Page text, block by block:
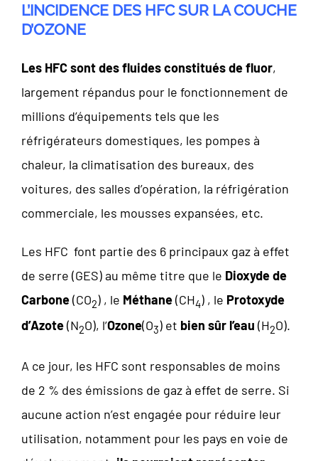
L’INCIDENCE DES HFC SUR LA COUCHE
D’OZONE
Les HFC sont des fluides constitués de fluor,
largement répandus pour le fonctionnement de
millions d’équipements tels que les
réfrigérateurs domestiques, les pompes à
chaleur, la climatisation des bureaux, des
voitures, des salles d’opération, la réfrigération
commerciale, les mousses expansées, etc.
Les HFC font partie des 6 principaux gaz à effet
de serre (GES) au même titre que le Dioxyde de
Carbone(CO2) , le Méthane(CH4) , le Protoxyde
d’Azote(N2O), l’Ozone(O3) et bien sûr l’eau (H2O).
A ce jour, les HFC sont responsables de moins
de 2 % des émissions de gaz à effet de serre. Si
aucune action n’est engagée pour réduire leur
utilisation, notamment pour les pays en voie de